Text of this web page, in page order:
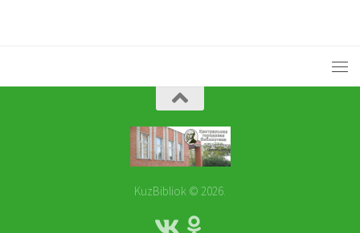
KuzBibliok © 2026.